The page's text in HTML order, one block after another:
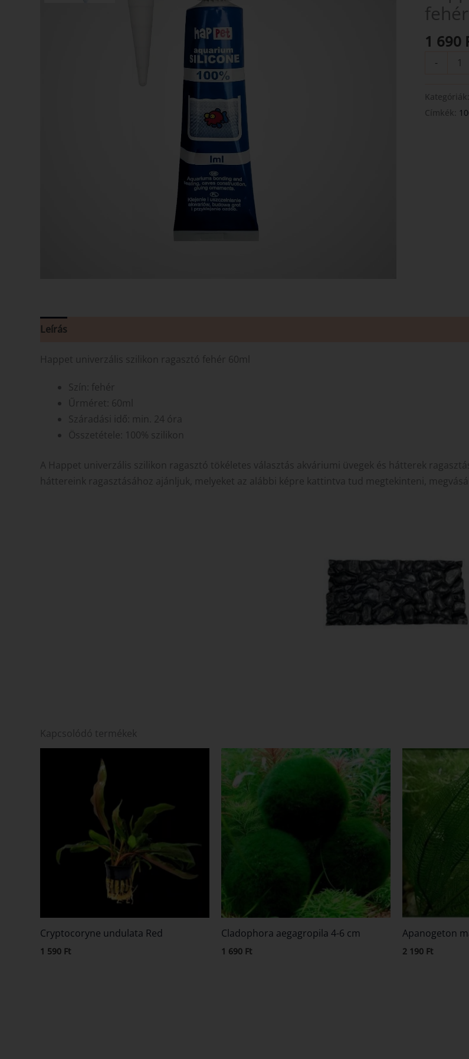
1 690
-
60ml
Címkék:
Leírás
Happet univerzális szilikon ragasztó fehér 60ml
Szín: fehér
Űrméret: 60ml
Száradási idő: min. 24 óra
Összetétele: 100% szilikon
A Happet univerzális szilikon ragasztó tökéletes választás akváriumi üvegek és hátterek
háttereink ragasztásához ajánljuk, melyeket az alábbi képre kattintva tud megtekinteni,
Kapcsolódó termékek
Cryptocoryne undulata Red
1 590 Ft
Cladophora aegagropila 4-6 cm
1 690 Ft
Apanogeton
2 190 Ft